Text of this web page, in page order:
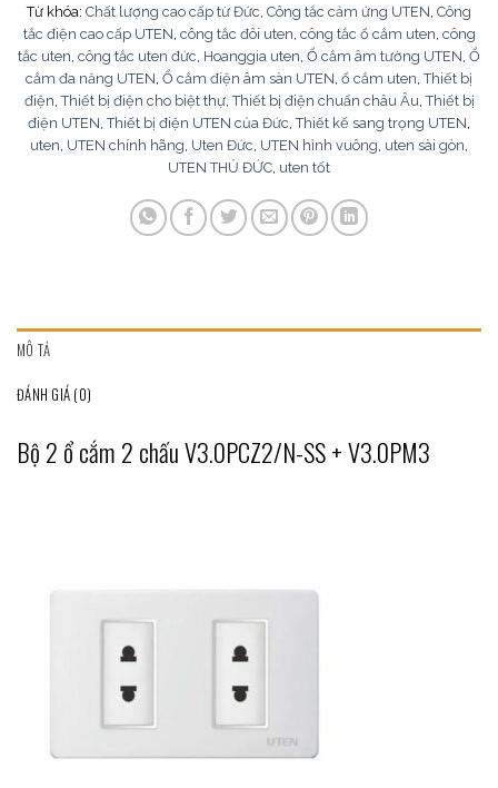
Từ khóa: Chất lượng cao cấp từ Đức Công tắc cảm ứng UTEN Công
tắc điện cao cấp UTEN công tắc đôi uten công tắc ổ cắm uten công
tắc uten công tắc uten đức Hoanggia uten Ổ cắm âm tường UTEN Ổ
cắm đa năng UTEN Ổ cắm điện âm sàn UTEN ổ cắm uten ,Thiết bị
điện ,Thiết bị điện cho biệt thự,Thiết bị điện chuẩn châu Âu ,Thiết bị
điện UTEN ,Thiết bị điện UTEN của Đức ,Thiết kế sang trọng UTEN
uten UTEN chính hãng Uten Đức UTEN hình vuông uten sài gòn
UTEN THỦ ĐỨC uten tốt
MÔ TẢ
ĐÁNH GIÁ (0)
Bộ 2 ổ cắm 2 chấu V3.0PCZ2/N-SS + V3.0PM3